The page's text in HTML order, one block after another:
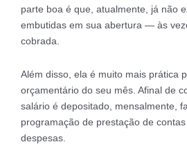
parte boa é que, atualmente, já não
embutidas em sua abertura — às
cobrada.
Além disso, ela é muito mais prática
orçamentário do seu mês. Afinal de
salário é depositado, mensalmente,
programação de prestação de
despesas.